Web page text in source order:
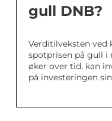
gull DNB?
Verditilveksten ved
spotprisen på gull i
øker over tid, kan
på investeringen